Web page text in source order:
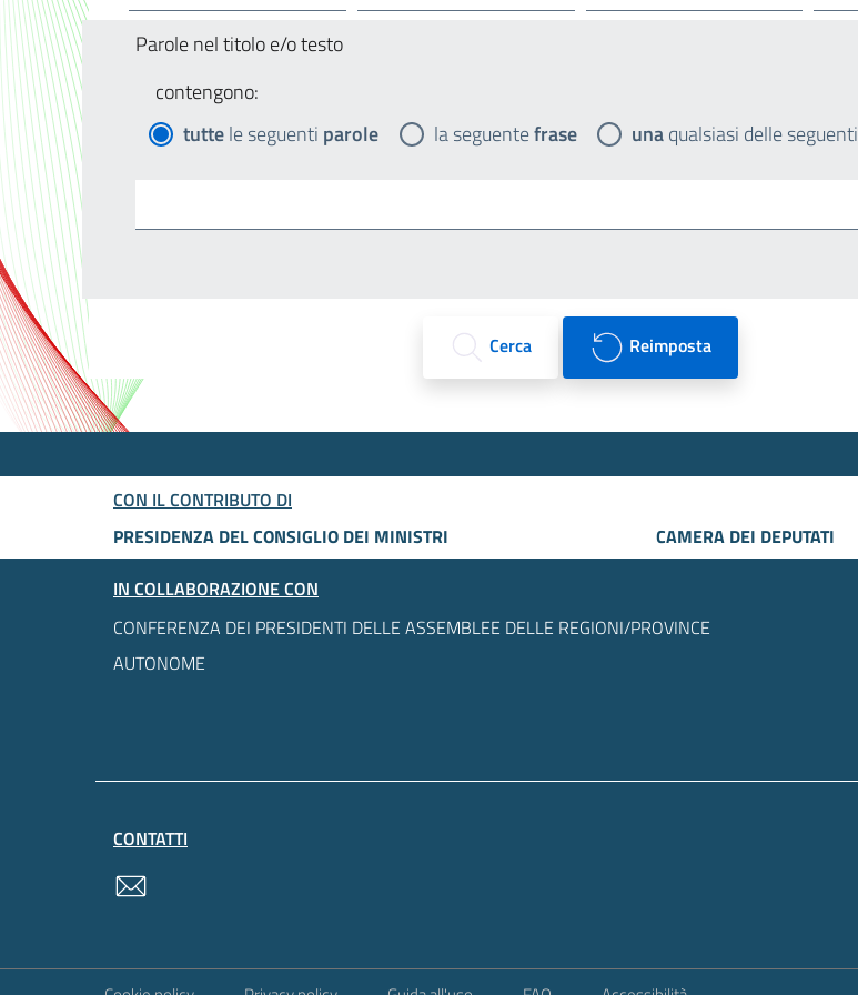
Parole nel titolo e/o testo
contengono:
tuttele seguenti parole la seguentefrase unaqualsiasi delle seguenti
Cerca Reimposta
CON IL CONTRIBUTO DI
PRESIDENZA DEL CONSIGLIO DEI MINISTRI
CAMERA DEI DEPUTATI
IN COLLABORAZIONE CON
CONFERENZA DEI PRESIDENTI DELLE ASSEMBLEE DELLE REGIONI/PROVINCE
AUTONOME
CONTATTI